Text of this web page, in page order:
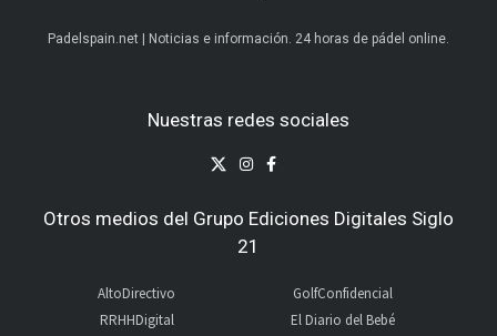
Padelspain.net | Noticias e información. 24 horas de pádel online.
Nuestras redes sociales
Otros medios del Grupo Ediciones Digitales Siglo
21
AltoDirectivo
RRHHDigital
GolfConfidencial
El Diario del Bebé